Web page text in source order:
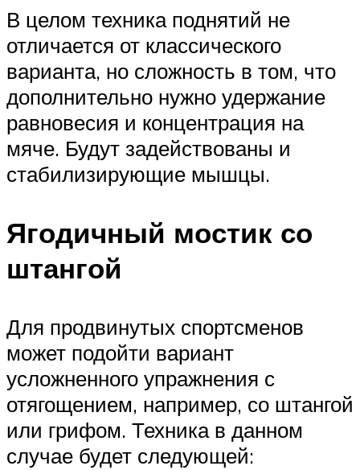
В целом техника поднятий не
отличается от классического
варианта, но сложность в том, что
дополнительно нужно удержание
равновесия и концентрация на
мяче. Будут задействованы и
стабилизирующие мышцы.
Ягодичный мостик со
штангой
Для продвинутых спортсменов
может подойти вариант
усложненного упражнения с
отягощением, например, со штангой
или грифом. Техника в данном
случае будет следующей: